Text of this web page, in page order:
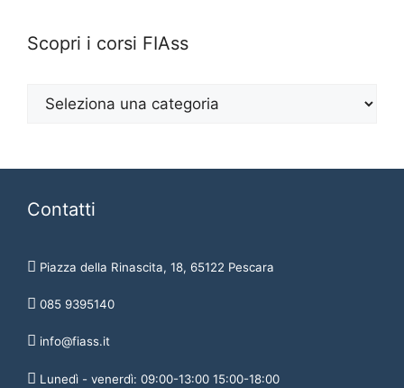
Scopri i corsi FIAss
Contatti
Piazza della Rinascita, 18, 65122 Pescara
085 9395140
info@fiass.it
Lunedì - venerdì: 09:00-13:00 15:00-18:00